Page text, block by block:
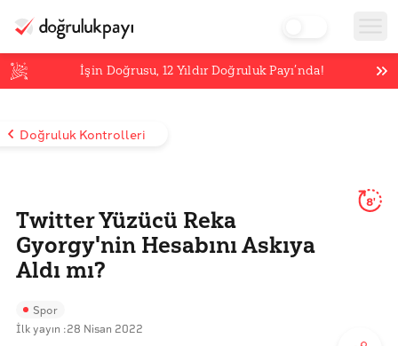
İşin Doğrusu,12 Yıldır Doğruluk Payı’nda!
Doğruluk Kontrolleri
Twitter Yüzücü Reka
Gyorgy'nin Hesabını Askıya
Aldı mı?
8'
Spor
İlk yayın :28 Nisan 2022